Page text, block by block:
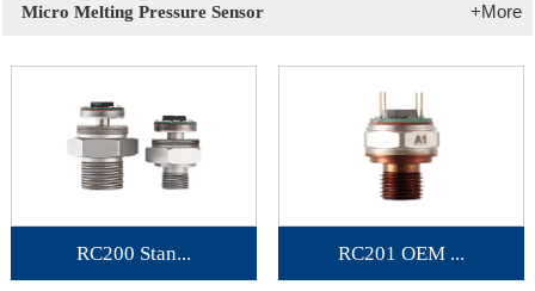
Micro Melting Pressure Sensor +More
RC200 Stan... RC201 OEM ...